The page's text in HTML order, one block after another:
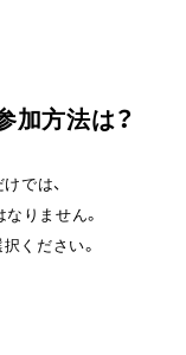
加方法は？
では、
りません。
ください。